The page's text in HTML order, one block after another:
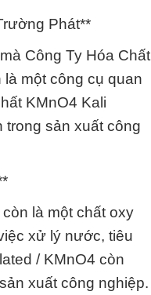
Phát**
Công Ty Hóa Chất
một công cụ quan
KMnO4 Kali
trong sản xuất công
là một chất oxy
xử lý nước, tiêu
/ KMnO4 còn
xuất công nghiệp.